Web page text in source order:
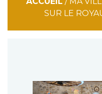
SUR LE